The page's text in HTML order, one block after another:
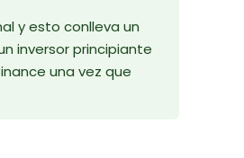
y esto conlleva un
inversor principiante
una vez que